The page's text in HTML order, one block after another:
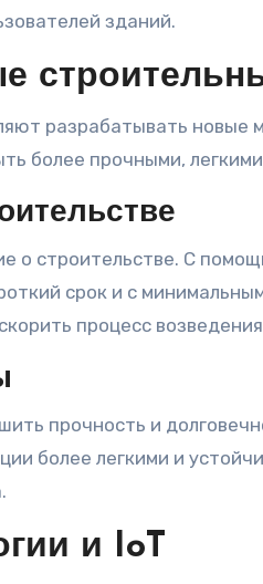
зданий.
разрабатывать
более прочными,
о строительстве. С
срок и с
процесс
прочность и
более легкими и
и IoT